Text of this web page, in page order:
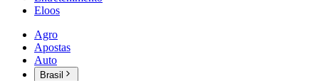
Eloos
Agro
Apostas
Auto
Brasil